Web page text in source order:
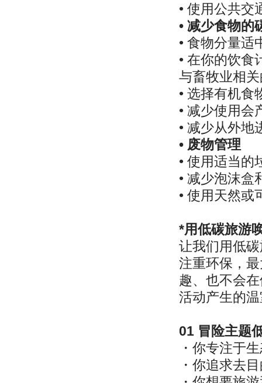
• 使用公共交
• 减少食物的
• 食物分量适
• 在你的饮食
与畜牧业相
• 选择有机食
• 减少使用会
• 减少从外地
• 废物管理
• 使用适当的
• 减少泡沫盒
• 使用天然或
*用低碳旅游
让我们用低碳
注重环保，
趣、也不会
活动产生的
01 冒险主题
・你专注于
・你追求去